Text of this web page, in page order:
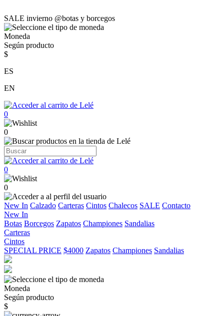
SALE invierno @botas y borcegos
Moneda
Según producto
$
ES
EN
0
0
0
0
New In Calzado Carteras Cintos Chalecos SALE Contacto
New In
Botas Borcegos Zapatos Championes Sandalias
Carteras
Cintos
SPECIAL PRICE $4000 Zapatos Championes Sandalias
Moneda
Según producto
$